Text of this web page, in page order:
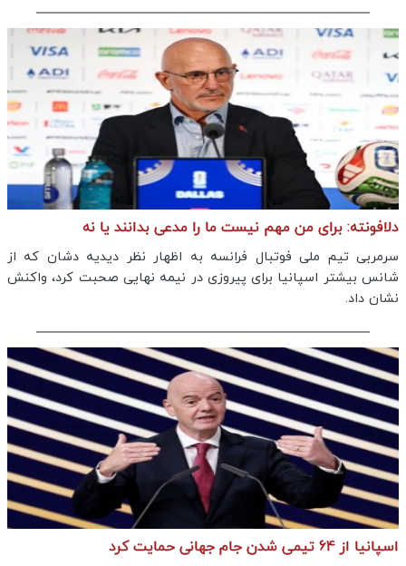
دلافونته: برای من مهم نیست ما را مدعی بدانند یا نه
سرمربی تیم ملی فوتبال فرانسه به اظهار نظر دیدیه دشان که از
شانس بیشتر اسپانیا برای پیروزی در نیمه نهایی صحبت کرد، واکنش
نشان داد.
اسپانیا از 64 تیمی شدن جام جهانی حمایت کرد